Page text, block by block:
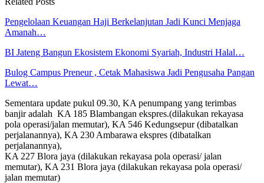
Pengelolaan Keuangan Haji Berkelanjutan Jadi Kunci Menjaga
Amanah…
BI Jateng Bangun Ekosistem Ekonomi Syariah, Industri Halal…
Bulog Campus Preneur , Cetak Mahasiswa Jadi Pengusaha Pangan
Lewat…
Sementara update pukul 09.30, KA penumpang yang terimbas
banjir adalah KA 185 Blambangan ekspres.(dilakukan rekayasa
pola operasi/jalan memutar), KA 546 Kedungsepur (dibatalkan
perjalanannya), KA 230 Ambarawa ekspres (dibatalkan
perjalanannya),
KA 227 Blora jaya (dilakukan rekayasa pola operasi/ jalan
memutar), KA 231 Blora jaya (dilakukan rekayasa pola operasi/
jalan memutar)